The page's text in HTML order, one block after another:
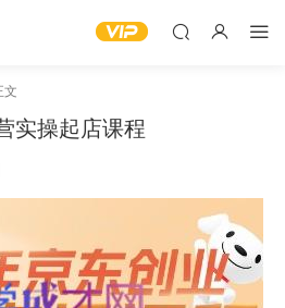
文
实操起店课程